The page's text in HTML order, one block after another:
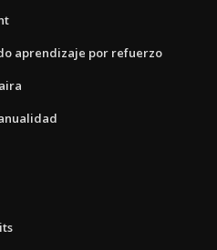
aprendizaje por refuerzo